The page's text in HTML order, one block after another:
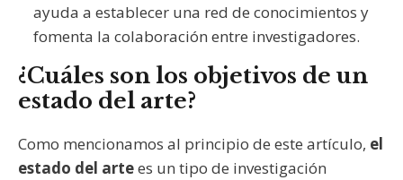
ayuda a establecer una red de conocimientos y
fomenta la colaboración entre investigadores.
¿Cuáles son los objetivos de un
estado del arte?
Como mencionamos al principio de este artículo, el
estado del artees un tipo de investigación